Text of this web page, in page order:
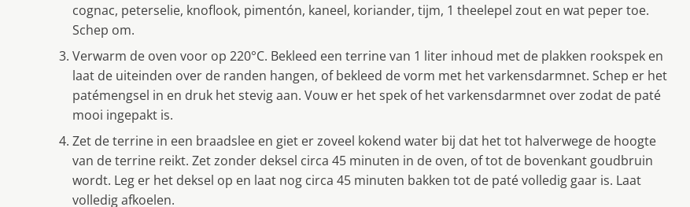
cognac, peterselie, knoflook, pimentón, kaneel, koriander, tijm, 1 theelepel zout en wat peper toe.
Schep om.
Verwarm de oven voor op 220°C. Bekleed een terrine van 1 liter inhoud met de plakken rookspek en
laat de uiteinden over de randen hangen, of bekleed de vorm met het varkensdarmnet. Schep er het
patémengsel in en druk het stevig aan. Vouw er het spek of het varkensdarmnet over zodat de paté
mooi ingepakt is.
Zet de terrine in een braadslee en giet er zoveel kokend water bij dat het tot halverwege de hoogte
van de terrine reikt. Zet zonder deksel circa 45 minuten in de oven, of tot de bovenkant goudbruin
wordt. Leg er het deksel op en laat nog circa 45 minuten bakken tot de paté volledig gaar is. Laat
volledig afkoelen.